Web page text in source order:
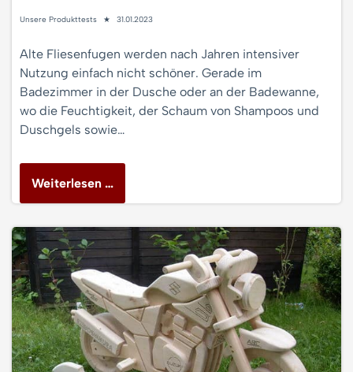
Unsere Produkttests 31.01.2023
Alte Fliesenfugen werden nach Jahren intensiver
Nutzung einfach nicht schöner. Gerade im
Badezimmer in der Dusche oder an der Badewanne,
wo die Feuchtigkeit, der Schaum von Shampoos und
Duschgels sowie…
Weiterlesen …